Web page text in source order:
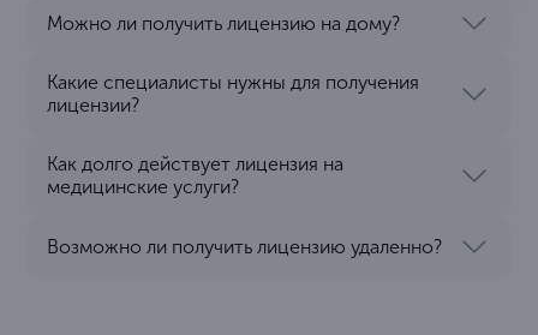
Можно ли получить лицензию на дому?
Какие специалисты нужны для получения
лицензии?
Как долго действует лицензия на
медицинские услуги?
Возможно ли получить лицензию удаленно?